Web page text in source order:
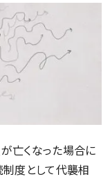
亡くなった場合に
制度として代襲相